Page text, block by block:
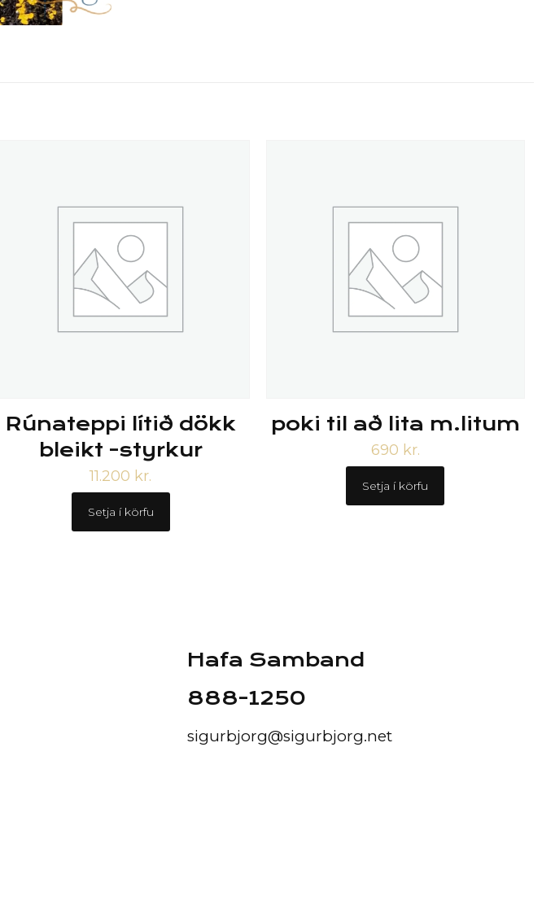
Rúnateppi lítið dökk
bleikt -styrkur
11.200 kr.
Setja í körfu
poki til að lita m.litum
690 kr.
Setja í körfu
Hafa Samband
888-1250
sigurbjorg@sigurbjorg.net